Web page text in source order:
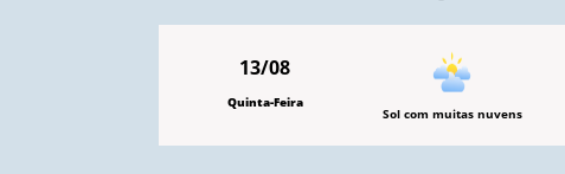
13/08
Quinta-Feira
Sol com muitas nuvens